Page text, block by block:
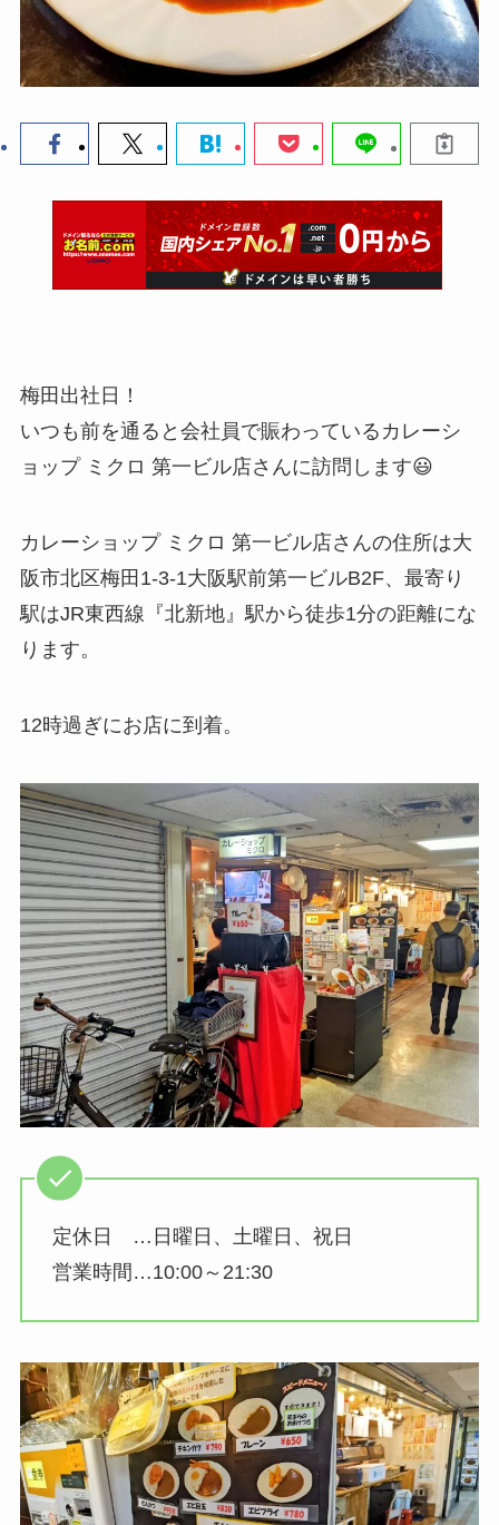
梅田出社日！
いつも前を通ると会社員で賑わっているカレーシ
ョップ ミクロ 第一ビル店さんに訪問します😃
カレーショップ ミクロ 第一ビル店さんの住所は大
阪市北区梅田1-3-1大阪駅前第一ビルB2F、最寄り
駅はJR東西線『北新地』駅から徒歩1分の距離にな
ります。
12時過ぎにお店に到着。
定休日 …日曜日、土曜日、祝日
営業時間…10:00～21:30